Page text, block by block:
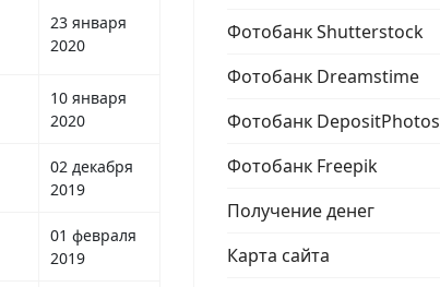
23 января
2020
10 января
2020
02 декабря
2019
01 февраля
2019
Фотобанк Shutterstock
Фотобанк Dreamstime
Фотобанк DepositPhotos
Фотобанк Freepik
Получение денег
Карта сайта